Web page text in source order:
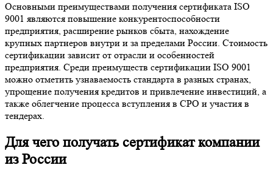
Основными преимуществами получения сертификата ISO
9001 являются повышение конкурентоспособности
предприятия, расширение рынков сбыта, нахождение
крупных партнеров внутри и за пределами России. Стоимость
сертификации зависит от отрасли и особенностей
предприятия. Среди преимуществ сертификации ISO 9001
можно отметить узнаваемость стандарта в разных странах,
упрощение получения кредитов и привлечение инвестиций, а
также облегчение процесса вступления в СРО и участия в
тендерах.
Для чего получать сертификат компании
из России